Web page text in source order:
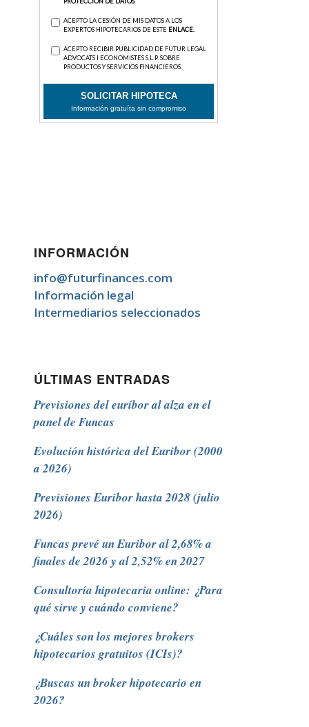
INFORMACIÓN
info@futurfinances.com
Información legal
Intermediarios seleccionados
ÚLTIMAS ENTRADAS
Previsiones del euríbor al alza en el
panel de Funcas
Evolución histórica del Euribor (2000
a 2026)
Previsiones Euribor hasta 2028 (julio
2026)
Funcas prevé un Euribor al 2,68% a
finales de 2026 y al 2,52% en 2027
Consultoría hipotecaria online: ¿Para
qué sirve y cuándo conviene?
¿Cuáles son los mejores brokers
hipotecarios gratuitos (ICIs)?
¿Buscas un broker hipotecario en
2026?